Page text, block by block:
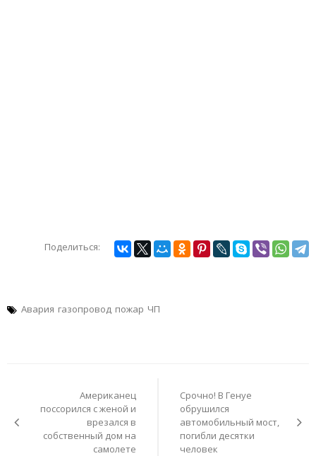
Поделиться:
Авария газопровод пожар ЧП
Американец
поссорился с женой и
врезался в
собственный дом на
самолете
Срочно! В Генуе
обрушился
автомобильный мост,
погибли десятки
человек